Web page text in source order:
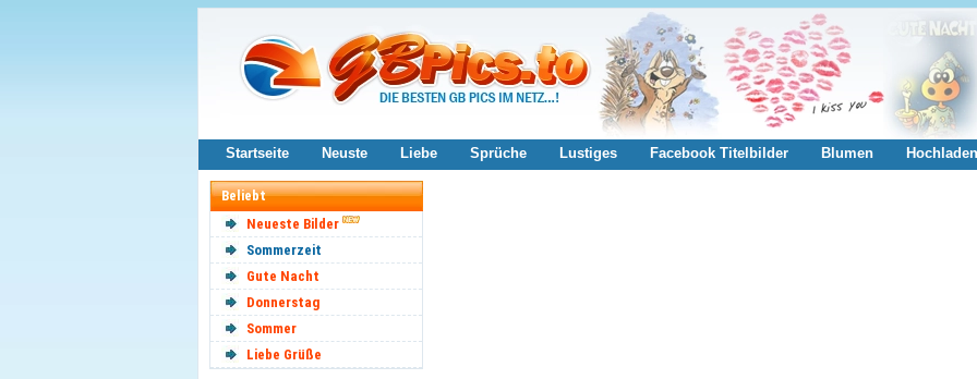
Startseite Neuste Liebe Sprüche Lustiges Facebook Titelbilder Blumen Hochladen
Beliebt
Neueste Bilder
Sommerzeit
Gute Nacht
Donnerstag
Sommer
Liebe Grüße